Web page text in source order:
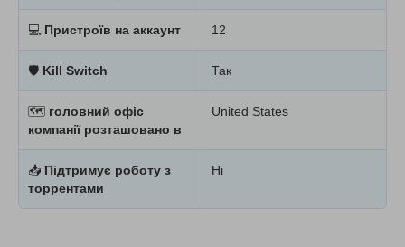
💻 Пристроїв на аккаунт 12
🛡 Kill Switch Так
🗺 головний офіс
компанії розташовано в
United States
📥 Підтримує роботу з
торрентами
Ні